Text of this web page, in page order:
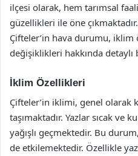
ilçesi olarak, hem tarımsal
güzellikleri ile öne
Çifteler’in hava durumu,
değişiklikleri hakkında detaylı
İklim Özellikleri
Çifteler’in iklimi, genel olarak
taşımaktadır. Yazlar sıcak ve
yağışlı geçmektedir. Bu
de etkilemektedir. Özellikle